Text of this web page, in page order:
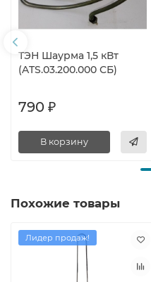
ТЭН Шаурма 1,5 кВт
(ATS.03.200.000 СБ)
790 ₽
В корзину
Похожие товары
Лидер продаж!